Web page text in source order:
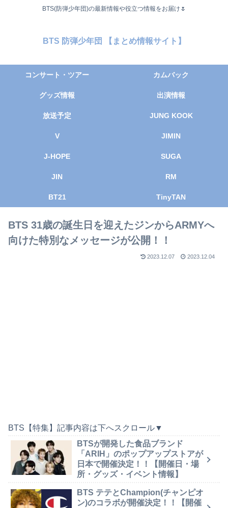
BTS(防弾少年団)の最新情報や役立つ情報をお届け🌷
BTS 防弾少年団 【まとめ情報サイト】
コンサート・ツアー カムバック
グッズ情報 出演情報
放送予定 JUNG KOOK
V JIMIN
J-HOPE SUGA
JIN RM
BT21 TinyTAN
BTS 31歳の誕生日を迎えたジンからARMYへ
向けた特別なメッセージが公開！！
2023.12.07 2023.12.04
BTS【特集】記事内容は下へスクロール▼
BTSが開発した食品ブランド
「ARIH」のポップアップストアが
日本で開催決定！！【開催日・場
所・グッズ・イベント情報】
BTS テテとChampion(チャンピオ
ン)のコラボが開催決定！！【開催